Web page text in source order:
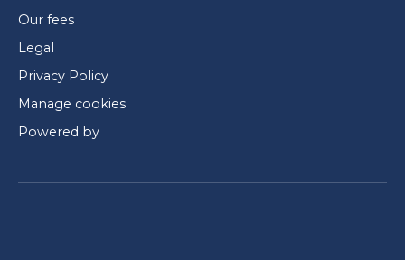
Our fees
Legal
Privacy Policy
Manage cookies
Powered by